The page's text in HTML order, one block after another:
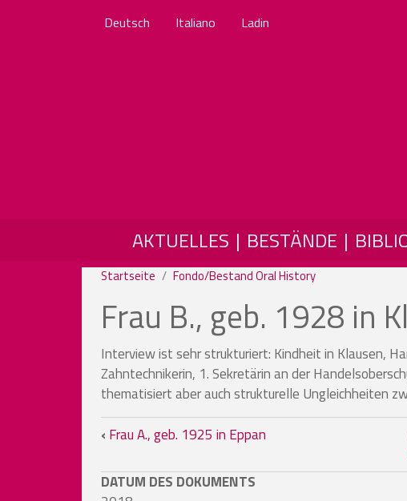
Deutsch Italiano Ladin
MAIN NAVIGATION
AKTUELLES BESTÄNDE
Startseite Fondo/Bestand Oral History
Frau B., geb. 1928 in
Interview ist sehr strukturiert: Kindheit in Klausen,
Zahntechnikerin, 1. Sekretärin an der
thematisiert aber auch strukturelle Ungleichheiten
Links für das Blättern im
‹ Frau A., geb. 1925 in Eppan
DATUM DES DOKUMENTS